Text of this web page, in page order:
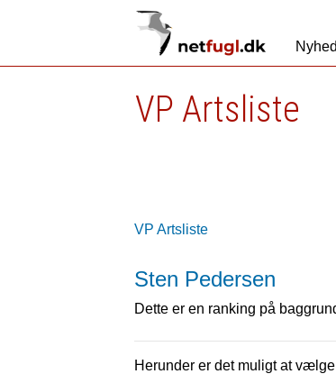
VP Artsliste
VP Artsliste
Sten Pedersen
Dette er en ranking på
Herunder er det muligt at